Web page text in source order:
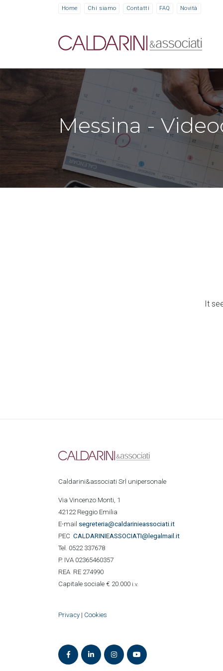
Home Chi siamo Contatti FAQ Novità
Messina -
It
Caldarini&associati Srl unipersonale
Via Vincenzo Monti, 1
42122 Reggio Emilia
E-mail segreteria@caldarinieassociati.it
PEC CALDARINIEASSOCIATI@legalmail.it
Tel. 0522 337678
P. IVA 02365460357
REA RE 274990
Capitale sociale € 20.000 i.v.
Privacy | Cookies